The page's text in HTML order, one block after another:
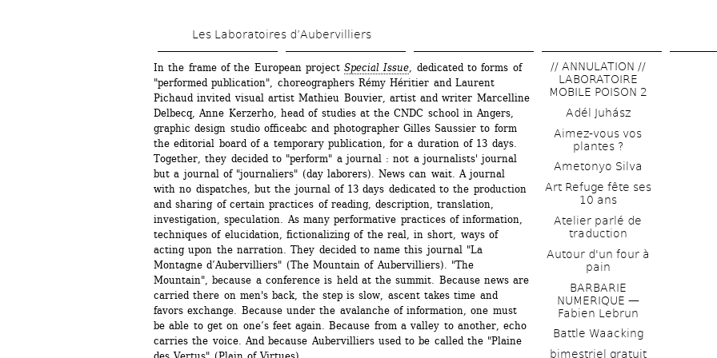
main
content
Les Laboratoires d’Aubervilliers
In the frame of the European project Special Issue, dedicated to forms of
"performed publication", choreographers Rémy Héritier and Laurent
Pichaud invited visual artist Mathieu Bouvier, artist and writer Marcelline
Delbecq, Anne Kerzerho, head of studies at the CNDC school in Angers,
graphic design studio officeabc and photographer Gilles Saussier to form
the editorial board of a temporary publication, for a duration of 13 days.
Together, they decided to "perform" a journal : not a journalists' journal
but a journal of "journaliers" (day laborers). News can wait. A journal
with no dispatches, but the journal of 13 days dedicated to the production
and sharing of certain practices of reading, description, translation,
investigation, speculation. As many performative practices of information,
techniques of elucidation, fictionalizing of the real, in short, ways of
acting upon the narration. They decided to name this journal "La
Montagne d’Aubervilliers" (The Mountain of Aubervilliers). "The
Mountain", because a conference is held at the summit. Because news are
carried there on men's back, the step is slow, ascent takes time and
favors exchange. Because under the avalanche of information, one must
be able to get on one’s feet again. Because from a valley to another, echo
carries the voice. And because Aubervilliers used to be called the "Plaine
// ANNULATION //
LABORATOIRE
MOBILE POISON 2
Adél Juhász
Aimez-vous vos
plantes ?
Ametonyo Silva
Art Refuge fête ses
10 ans
Atelier parlé de
traduction
Autour d'un four à
pain
BARBARIE
NUMERIQUE —
Fabien Lebrun
Battle Waacking
bimestriel gratuit